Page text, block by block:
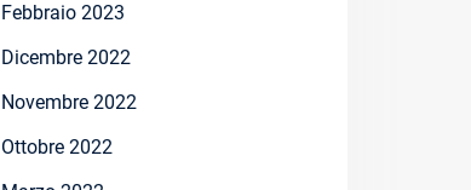
Febbraio 2023
Dicembre 2022
Novembre 2022
Ottobre 2022